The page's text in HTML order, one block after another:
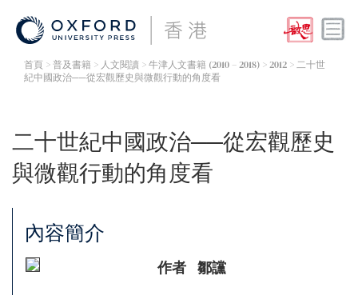
首頁 > 普及書籍 > 人文閱讀 >牛津人文書籍 (2010 – 2018) > 2012 > 二十世
紀中國政治──從宏觀歷史與微觀行動的角度看
二十世紀中國政治──從宏觀歷史
與微觀行動的角度看
內容簡介
作者 鄒讜